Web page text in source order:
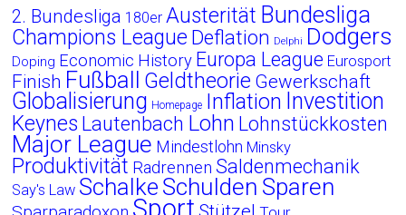
2. Bundesliga 180er Austerität Bundesliga
Champions League Deflation Delphi Dodgers
Doping Economic History Europa League Eurosport
Finish Fußball Geldtheorie Gewerkschaft
Globalisierung Homepage Inflation Investition
Keynes Lautenbach Lohn Lohnstückkosten
Major League Mindestlohn Minsky
Produktivität Radrennen Saldenmechanik
Say's Law Schalke Schulden Sparen
Sport